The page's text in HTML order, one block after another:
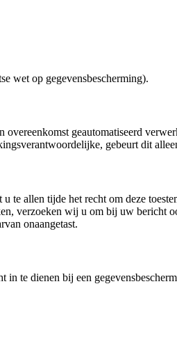
wet op gegevensbescherming).
geautomatiseerd
gebeurt dit
allen tijde het recht om deze
verzoeken wij u om bij uw bericht
onaangetast.
in te dienen bij een